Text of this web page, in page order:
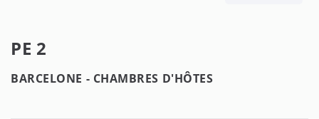
PE 2
BARCELONE - CHAMBRES D'HÔTES